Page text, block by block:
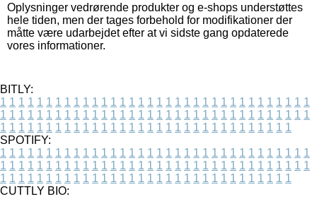
Oplysninger vedrørende produkter og e-shops understøttes
hele tiden, men der tages forbehold for modifikationer der
måtte være udarbejdet efter at vi sidste gang opdaterede
vores informationer.
BITLY:
1 1 1 1 1 1 1 1 1 1 1 1 1 1 1 1 1 1 1 1 1 1 1 1 1 1 1 1 1 1 1 1 1 1
1 1 1 1 1 1 1 1 1 1 1 1 1 1 1 1 1 1 1 1 1 1 1 1 1 1 1 1 1 1 1 1 1 1
1 1 1 1 1 1 1 1 1 1 1 1 1 1 1 1 1 1 1 1 1 1 1 1 1 1 1 1 1 1 1 1
SPOTIFY:
1 1 1 1 1 1 1 1 1 1 1 1 1 1 1 1 1 1 1 1 1 1 1 1 1 1 1 1 1 1 1 1 1 1
1 1 1 1 1 1 1 1 1 1 1 1 1 1 1 1 1 1 1 1 1 1 1 1 1 1 1 1 1 1 1 1 1 1
1 1 1 1 1 1 1 1 1 1 1 1 1 1 1 1 1 1 1 1 1 1 1 1 1 1 1 1 1 1 1 1
CUTTLY BIO: